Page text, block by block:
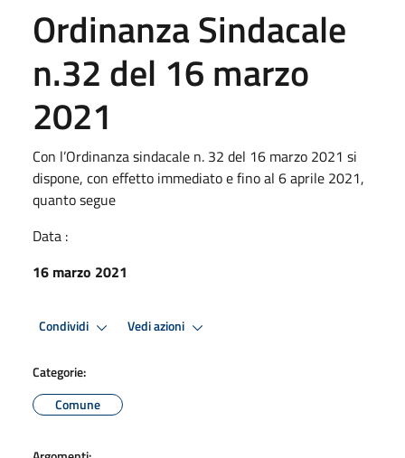
Ordinanza Sindacale
n.32 del 16 marzo
2021
Con l’Ordinanza sindacale n. 32 del 16 marzo 2021 si
dispone, con effetto immediato e fino al 6 aprile 2021,
quanto segue
Data :
16 marzo 2021
Condividi Vedi azioni
Categorie:
Comune